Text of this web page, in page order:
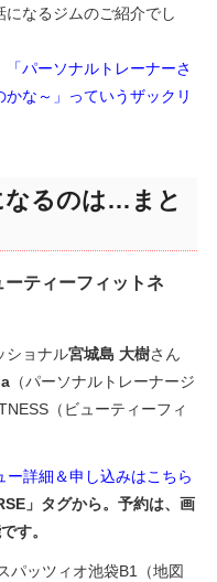
なるジムのご紹介でし
パーソナルトレーナーさ
な～」っていうザックリ
なるのは…まと
ティーフィットネ
ショナル宮城島 大樹さん
（パーソナルトレーナージ
（ビューティーフィ
ー詳細＆申し込みはこちら
」タグから。予約は、画
す。
パッツィオ池袋B1（地図